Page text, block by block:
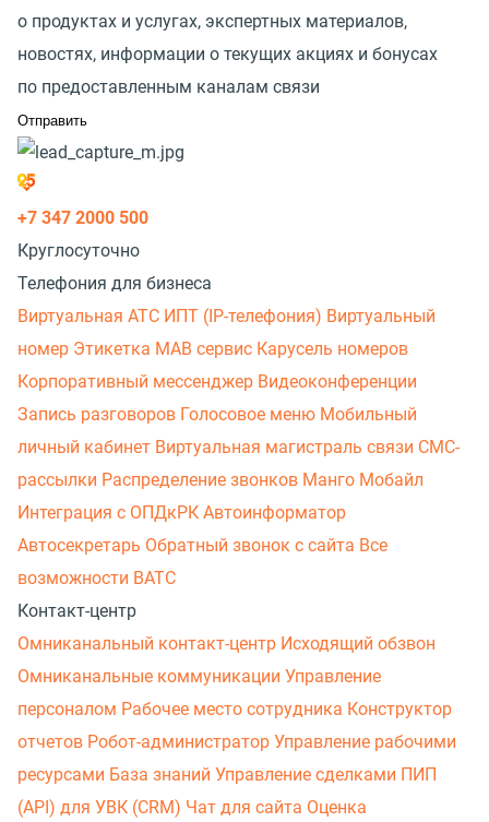
о продуктах и услугах, экспертных материалов,
новостях, информации о текущих акциях и бонусах
по предоставленным каналам связи
+7 347 2000 500
Круглосуточно
Телефония для бизнеса
Виртуальная АТС ИПТ (IP-телефония) Виртуальный
номер Этикетка МАВ сервис Карусель номеров
Корпоративный мессенджер Видеоконференции
Запись разговоров Голосовое меню Мобильный
личный кабинет Виртуальная магистраль связи СМС-
рассылки Распределение звонков Манго Мобайл
Интеграция с ОПДкРК Автоинформатор
Автосекретарь Обратный звонок с сайта Все
возможности ВАТС
Контакт-центр
Омниканальный контакт-центр Исходящий обзвон
Омниканальные коммуникации Управление
персоналом Рабочее место сотрудника Конструктор
отчетов Робот-администратор Управление рабочими
ресурсами База знаний Управление сделками ПИП
(API) для УВК (CRM) Чат для сайта Оценка